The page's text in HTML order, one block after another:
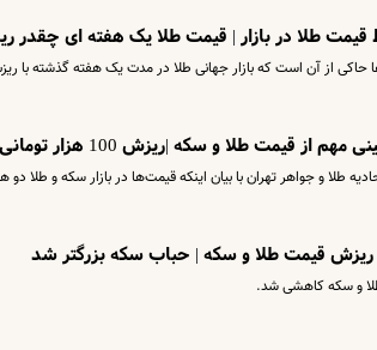
طلا در بازار | قیمت طلا یک هفته ای
از آن است که بازار جهانی طلا در مدت یک هفته گذشته با ریزش ۳۵ دلاری و به عبارتی ۱.۵ درصدی قیمت
قیمت طلا و سکه |ریزش 100 هزار تومانی قیمت سکه | قبل از عید طلا بخریم؟
طلا و جواهر تهران با بیان اینکه قیمت‌ها در بازار سکه و طلا
ریزش قیمت طلا و سکه | حباب سکه بزرگتر شد
و سکه کاهشی شد.